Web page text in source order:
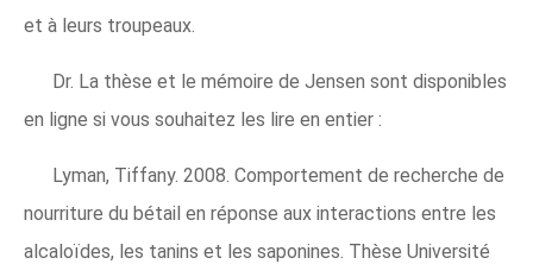
et à leurs troupeaux.
Dr. La thèse et le mémoire de Jensen sont disponibles
en ligne si vous souhaitez les lire en entier :
Lyman, Tiffany. 2008. Comportement de recherche de
nourriture du bétail en réponse aux interactions entre les
alcaloïdes, les tanins et les saponines. Thèse Université